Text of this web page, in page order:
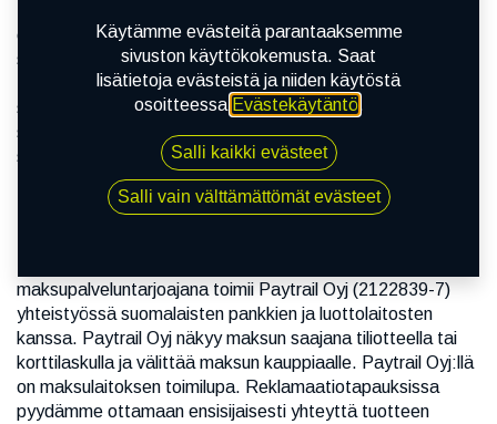
ostoskoriin. Tilaus lähetetään maksamalla ostoskorin
sisältö verkkokaupan kassatoiminnossa. Tehdessäsi
tilauksen hyväksyt nämä toimitusehdot, tuotteiden hinnat
sekä toimituskulut. Mikäli tilaushetkellä annetaan
sähköpostiosoite, tilauksesta lähetetään tilausvahvistus
sähköpostitse. Tilausvahvistuksesta ilmenevät tilatut
tuotteet sekä hinta.
maksupalveluntarjoajana toimii Paytrail Oyj (2122839-7)
yhteistyössä suomalaisten pankkien ja luottolaitosten
kanssa. Paytrail Oyj näkyy maksun saajana tiliotteella tai
korttilaskulla ja välittää maksun kauppiaalle. Paytrail Oyj:llä
on maksulaitoksen toimilupa. Reklamaatiotapauksissa
pyydämme ottamaan ensisijaisesti yhteyttä tuotteen
Käytämme evästeitä parantaaksemme
sivuston käyttökokemusta. Saat
lisätietoja evästeistä ja niiden käytöstä
osoitteessa Evästekäytäntö.
Salli kaikki evästeet
Salli vain välttämättömät evästeet